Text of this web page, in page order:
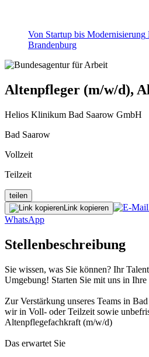
Von Startup bis Modernisierung
Brandenburg
Altenpfleger (m/w/d),
Helios Klinikum Bad Saarow GmbH
Bad Saarow
Vollzeit
Teilzeit
teilen
Link kopieren
WhatsApp
Stellenbeschreibung
Sie wissen, was Sie können? Ihr
Umgebung! Starten Sie mit uns in
Zur Verstärkung unseres Teams in
wir in Voll- oder Teilzeit sowie
Altenpflegefachkraft (m/w/d)
Das erwartet Sie